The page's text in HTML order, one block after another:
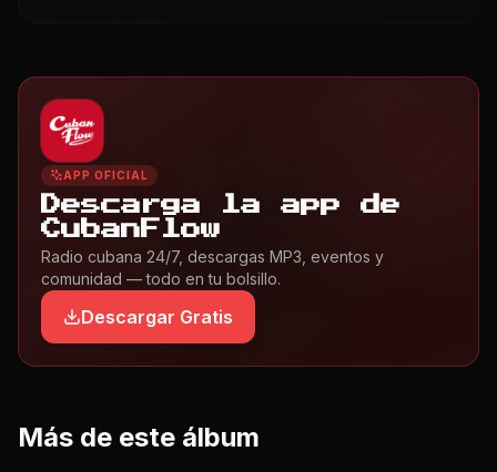
APP OFICIAL
Descarga la app de
CubanFlow
Radio cubana 24/7, descargas MP3, eventos y
comunidad — todo en tu bolsillo.
Descargar Gratis
Más de este álbum